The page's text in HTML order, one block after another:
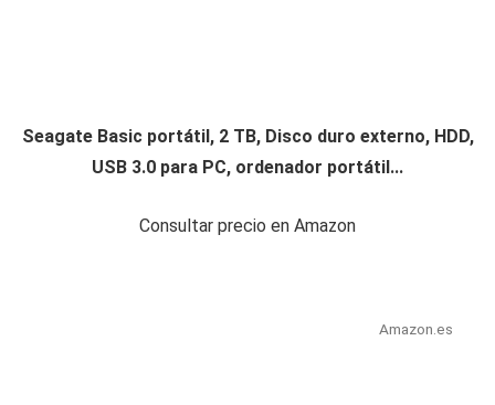
Seagate Basic portátil, 2 TB, Disco duro externo, HDD,
USB 3.0 para PC, ordenador portátil...
Consultar precio en Amazon
Amazon.es